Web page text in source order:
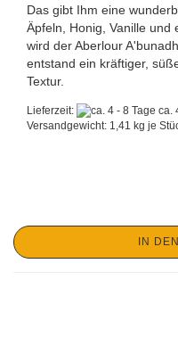
Das gibt Ihm eine
Äpfeln, Honig, Vanille und
wird der Aberlour
entstand ein kräftiger,
Textur.
Lieferzeit:
ca.
Versandgewicht: 1,41 kg je
IN